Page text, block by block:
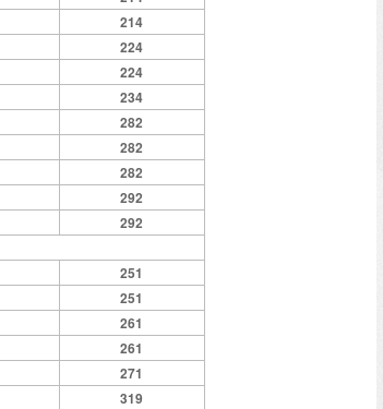
214
224
224
234
282
282
282
292
292
251
251
261
261
271
319